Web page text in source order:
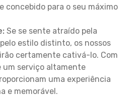
concebido para o seu máximo
Se se sente atraído pela
estilo distinto, os nossos
certamente cativá-lo. Com
um serviço altamente
uma experiência
e memorável.